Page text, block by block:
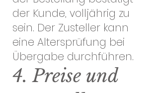
der Kunde, volljährig zu
sein. Der Zusteller kann
eine Altersprüfung bei
Übergabe durchführen.
4. Preise und